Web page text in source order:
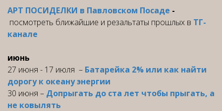
АРТ ПОСИДЕЛКИ в Павловском Посаде -
посмотреть ближайшие и резальтаты прошлых в ТГ-
канале
июнь
27 июня - 17 июля – Батарейка 2% или как найти
дорогу к океану энергии
30 июня – Допрыгать до ста лет чтобы прыгать, а
не ковылять